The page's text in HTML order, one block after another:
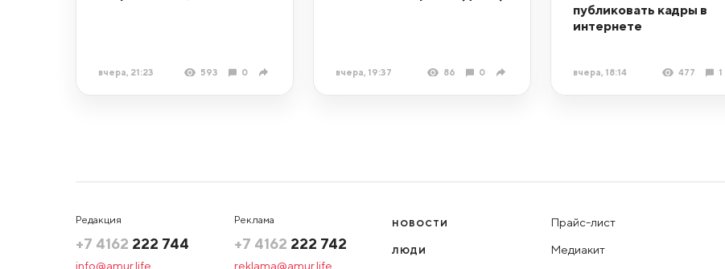
вчера, 21:23 593 0 вчера, 19:37 86 0
публиковать кадры в
интернете
вчера, 18:14 477 1
Редакция
+7 4162 222 744
info@amur.life
Реклама
+7 4162 222 742
reklama@amur.life
НОВОСТИ
ЛЮДИ
Прайс-лист
Медиакит